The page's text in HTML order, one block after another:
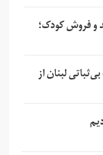
و فروش کودک؛
لبنان از